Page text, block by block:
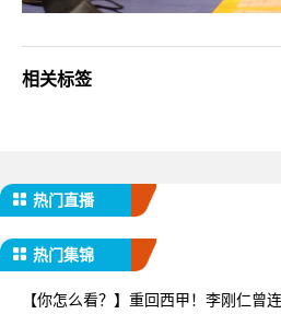
相关标签
热门直播
热门集锦
【你怎么看？】重回西甲！李刚仁曾